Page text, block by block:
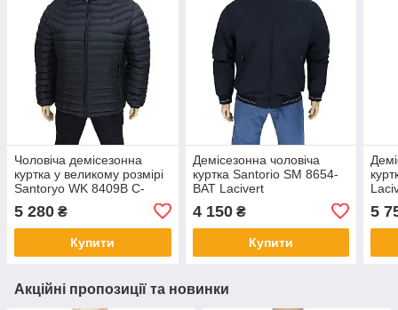
Чоловіча демісезонна
куртка у великому розмірі
Santoryo WK 8409B C-
5 280 ₴
Купити
Демісезонна чоловіча
куртка Santorio SM 8654-
BAT Lacivert
4 150₴
Купити
5
Акційні пропозиції та новинки